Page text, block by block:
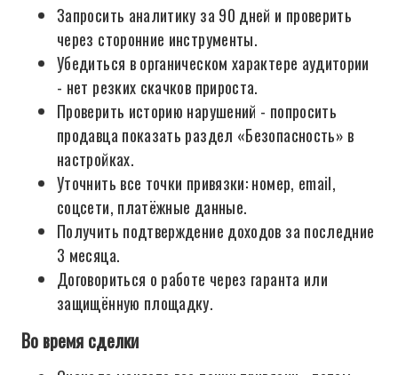
Запросить аналитику за 90 дней и проверить
через сторонние инструменты.
Убедиться в органическом характере аудитории
- нет резких скачков прироста.
Проверить историю нарушений - попросить
продавца показать раздел «Безопасность» в
настройках.
Уточнить все точки привязки: номер, email,
соцсети, платёжные данные.
Получить подтверждение доходов за последние
3 месяца.
Договориться о работе через гаранта или
защищённую площадку.
Во время сделки